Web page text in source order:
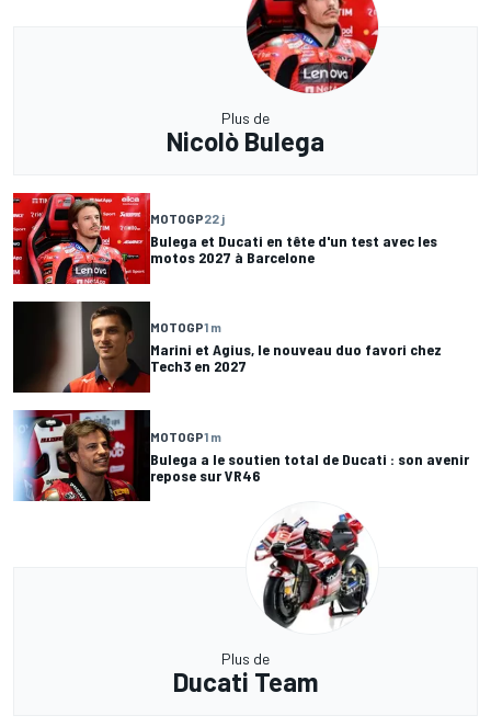
Plus de
Nicolò Bulega
MOTOGP22 j
Bulega et Ducati en tête d'un test avec les
motos 2027 à Barcelone
MOTOGP1 m
Marini et Agius, le nouveau duo favori chez
Tech3 en 2027
MOTOGP1 m
Bulega a le soutien total de Ducati : son avenir
repose sur VR46
Plus de
Ducati Team